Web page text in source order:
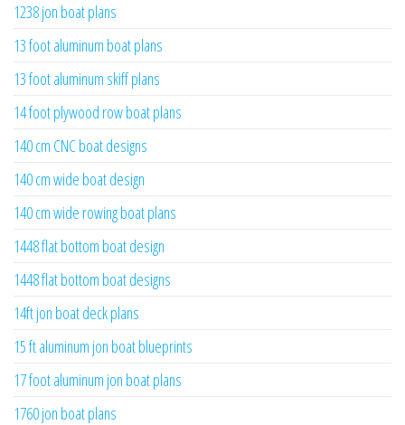
1238 jon boat plans
13 foot aluminum boat plans
13 foot aluminum skiff plans
14 foot plywood row boat plans
140 cm CNC boat designs
140 cm wide boat design
140 cm wide rowing boat plans
1448 flat bottom boat design
1448 flat bottom boat designs
14ft jon boat deck plans
15 ft aluminum jon boat blueprints
17 foot aluminum jon boat plans
1760 jon boat plans